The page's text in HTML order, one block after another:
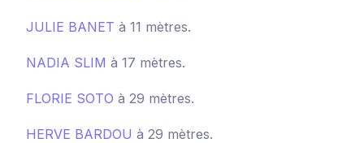
JULIE BANET à 11 mètres.
NADIA SLIM à 17 mètres.
FLORIE SOTO à 29 mètres.
HERVE BARDOU à 29 mètres.